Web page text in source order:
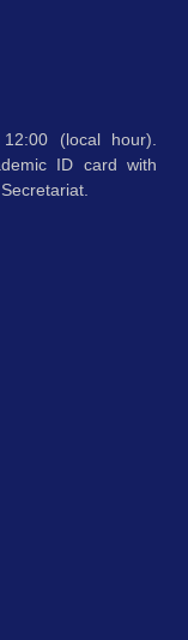
(local hour).
ID card with